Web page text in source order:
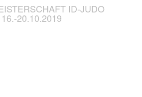
ID-JUDO
20.10.2019